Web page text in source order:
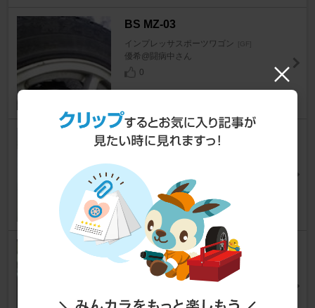
BS MZ-03
インプレッサスポーツワゴン [GF]
優希@闘病中さん
0
Gulf ブレイズ
智也さん
0
コスモ 耐熱ギアオイル
インプレッサスポーツワゴン [GF]
智也さん